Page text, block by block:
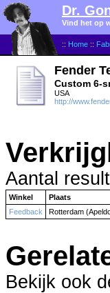
:: Home ::
Dr.
Vind het op
Fender
Custom 6-
USA
http://
Aantal
Winkel Plaats
Feedback
Rotterdam
Bekijk ook